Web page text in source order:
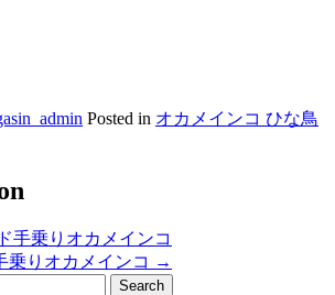
Posted in オカメインコ ひな鳥
手乗りオカメインコ
乗りオカメインコ →